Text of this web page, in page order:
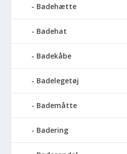
Badehætte
Badehat
Badekåbe
Badelegetøj
Bademåtte
Badering